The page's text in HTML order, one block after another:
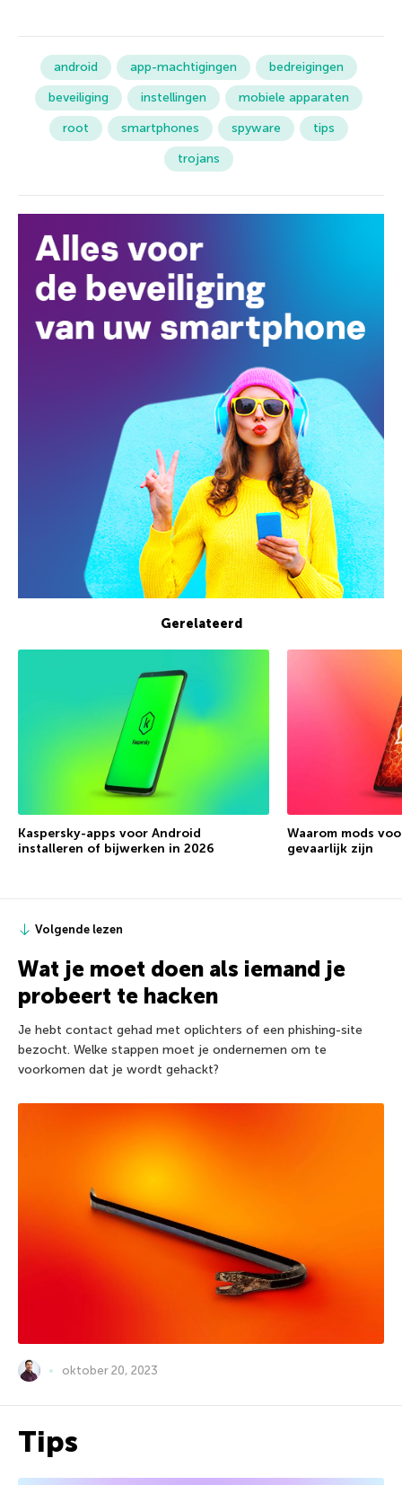
android app-machtigingen
bedreigingen
beveiliging
instellingen
mobiele apparaten
root
smartphones spyware
tips
trojans
Gerelateerd
Kaspersky-apps voor Android
installeren of bijwerken in 2026
Waarom mods
gevaarlijk zijn
Volgende lezen
Wat je moet doen als iemand je
probeert te hacken
Je hebt contact gehad met oplichters of een phishing-site
bezocht. Welke stappen moet je ondernemen om te
voorkomen dat je wordt gehackt?
oktober 20, 2023
Tips